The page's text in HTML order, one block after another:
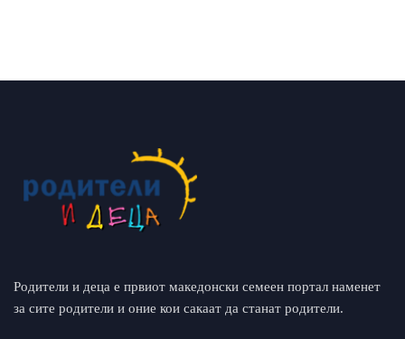
Родители и деца е првиот македонски семеен портал наменет
за сите родители и оние кои сакаат да станат родители.